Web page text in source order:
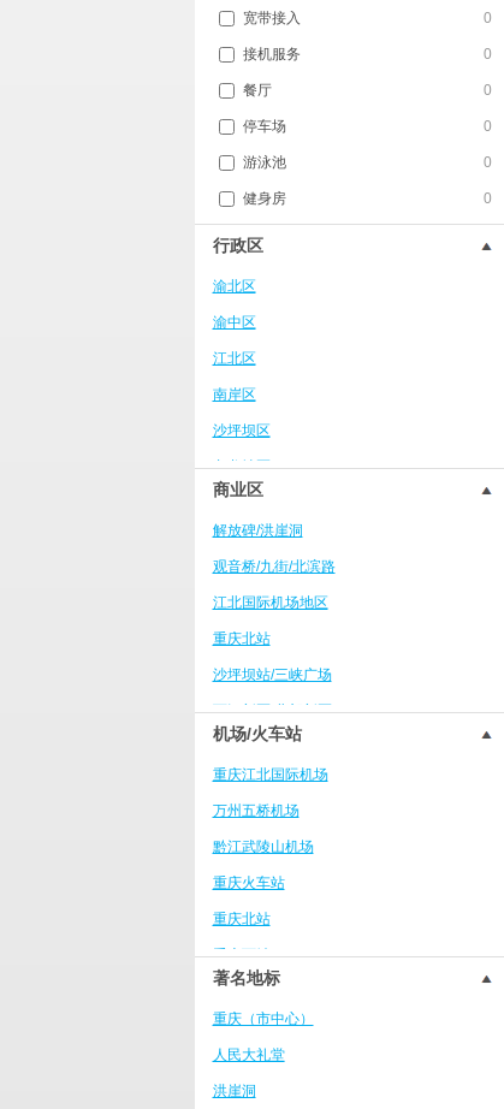
宽带接入 0
接机服务 0
餐厅 0
停车场 0
游泳池 0
健身房 0
行政区
渝北区
渝中区
江北区
南岸区
沙坪坝区
九龙坡区
武隆区
万州区
綦江区
永川区
北碚区
江津区
璧山区
垫江
铜梁区
酉阳
商业区
解放碑/洪崖洞
观音桥/九街/北滨路
江北国际机场地区
重庆北站
沙坪坝站/三峡广场
两江新区/北部新区
南坪商业中心区
大学城
冉家坝/龙溪
重庆火车西站/巴国城
大坪/时代天街
万州万达广场
机场/火车站
重庆江北国际机场
万州五桥机场
黔江武陵山机场
重庆火车站
重庆北站
重庆西站
沙坪坝火车站
著名地标
重庆（市中心）
人民大礼堂
洪崖洞